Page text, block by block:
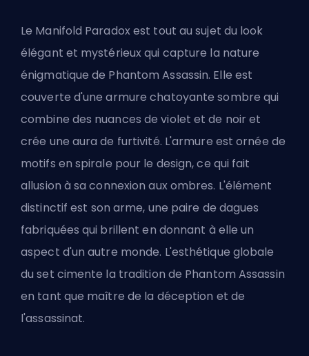
Le Manifold Paradox est tout au sujet du look
élégant et mystérieux qui capture la nature
énigmatique de Phantom Assassin. Elle est
couverte d'une armure chatoyante sombre qui
combine des nuances de violet et de noir et
crée une aura de furtivité. L'armure est ornée de
motifs en spirale pour le design, ce qui fait
allusion à sa connexion aux ombres. L'élément
distinctif est son arme, une paire de dagues
fabriquées qui brillent en donnant à elle un
aspect d'un autre monde. L'esthétique globale
du set cimente la tradition de Phantom Assassin
en tant que maître de la déception et de
l'assassinat.